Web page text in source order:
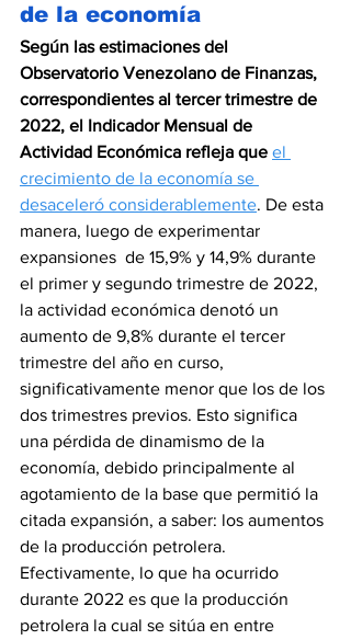
de la economía
Según las estimaciones del
Observatorio Venezolano de Finanzas,
correspondientes al tercer trimestre de
2022, el Indicador Mensual de
Actividad Económica refleja que el
crecimiento de la economía se
desaceleró considerablemente. De esta
manera, luego de experimentar
expansiones  de 15,9% y 14,9% durante
el primer y segundo trimestre de 2022,
la actividad económica denotó un
aumento de 9,8% durante el tercer
trimestre del año en curso,
significativamente menor que los de los
dos trimestres previos. Esto significa
una pérdida de dinamismo de la
economía, debido principalmente al
agotamiento de la base que permitió la
citada expansión, a saber: los aumentos
de la producción petrolera.
Efectivamente, lo que ha ocurrido
durante 2022 es que la producción
petrolera la cual se sitúa en entre